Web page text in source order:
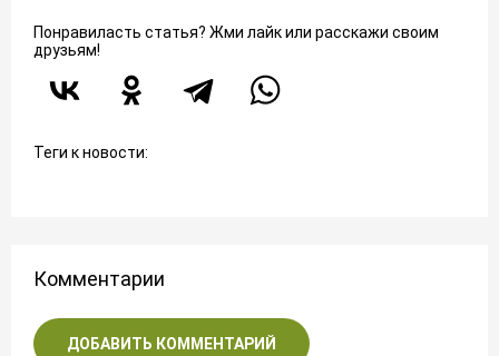
Понравиласть статья? Жми лайк или расскажи своим
друзьям!
Теги к новости:
Комментарии
ДОБАВИТЬ КОММЕНТАРИЙ